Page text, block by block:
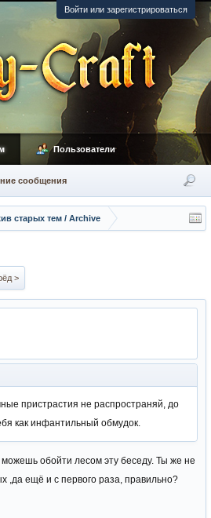
Войти или зарегистрироваться
старых тем / Archive
>
пристрастия не распространяй, до
как инфантильный обмудок.
обойти лесом эту беседу. Ты же не
,да ещё и с первого раза, правильно?
сообщения
Пользователи